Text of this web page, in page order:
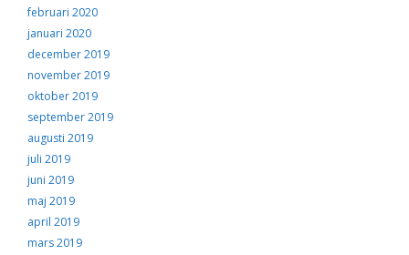
februari 2020
januari 2020
december 2019
november 2019
oktober 2019
september 2019
augusti 2019
juli 2019
juni 2019
maj 2019
april 2019
mars 2019